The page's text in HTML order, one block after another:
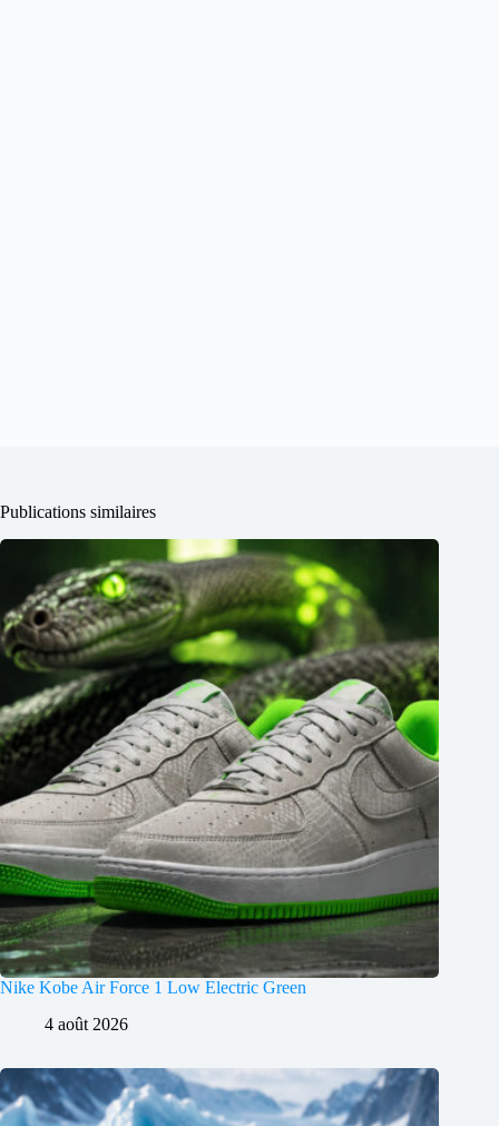
Publications similaires
Nike Kobe Air Force 1 Low Electric Green
4 août 2026